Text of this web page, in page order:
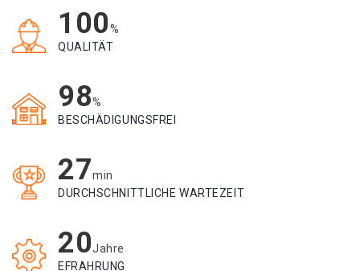
100%
QUALITÄT
98%
BESCHÄDIGUNGSFREI
27min
DURCHSCHNITTLICHE WARTEZEIT
20Jahre
EFRAHRUNG